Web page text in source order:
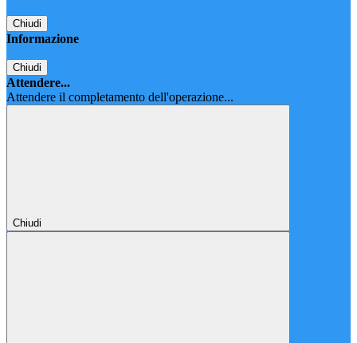
Chiudi
Informazione
Chiudi
Attendere...
Attendere il completamento dell'operazione...
Chiudi